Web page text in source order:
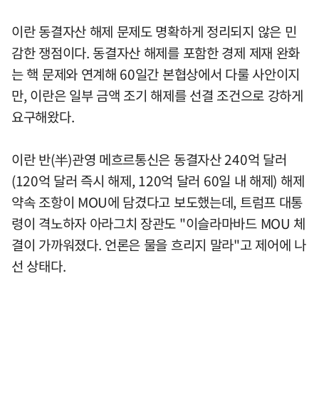
이란 동결자산 해제 문제도 명확하게 정리되지 않은 민
감한 쟁점이다. 동결자산 해제를 포함한 경제 제재 완화
는 핵 문제와 연계해 60일간 본협상에서 다룰 사안이지
만, 이란은 일부 금액 조기 해제를 선결 조건으로 강하게
요구해왔다.
이란 반(半)관영 메흐르통신은 동결자산 240억 달러
(120억 달러 즉시 해제, 120억 달러 60일 내 해제) 해제
약속 조항이 MOU에 담겼다고 보도했는데, 트럼프 대통
령이 격노하자 아라그치 장관도 "이슬라마바드 MOU 체
결이 가까워졌다. 언론은 물을 흐리지 말라"고 제어에 나
선 상태다.